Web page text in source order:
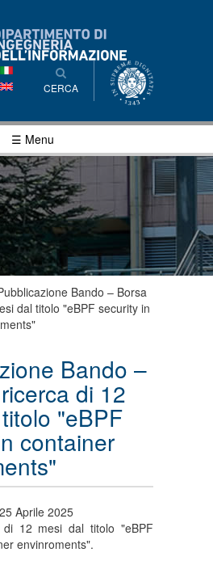
CERCA
☰ Menu
Bando – Borsa
dal titolo "eBPF security in
Bando –
di 12
"eBPF
container
25 Aprile 2025
12 mesi dal titolo "eBPF
envinroments".